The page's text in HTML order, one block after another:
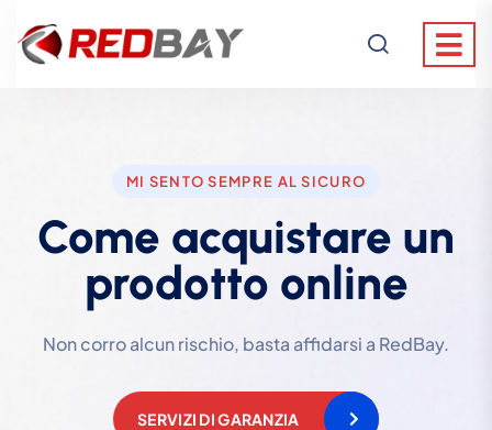
MI SENTO SEMPRE AL SICURO
Come acquistare un
prodotto online
Non corro alcun rischio, basta affidarsi a RedBay.
SERVIZI DI GARANZIA